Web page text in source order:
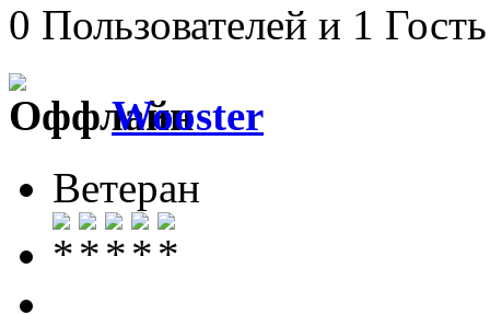
0 Пользователей и 1
Wooster
Ветеран